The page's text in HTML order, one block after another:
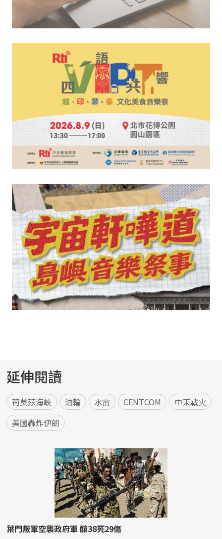
延伸閱讀
荷莫茲海峽 油輪 水雷 CENTCOM
中東戰火
美國轟炸伊朗
葉門叛軍空襲政府軍 釀38死29傷